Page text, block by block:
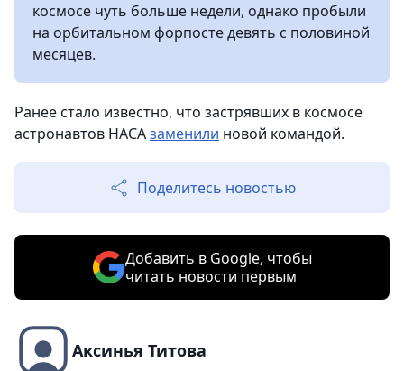
космосе чуть больше недели, однако пробыли
на орбитальном форпосте девять с половиной
месяцев.
Ранее стало известно, что застрявших в космосе
астронавтов НАСАзаменили новой командой.
Поделитесь новостью
Добавить в Google, чтобы
читать новости первым
Аксинья Титова